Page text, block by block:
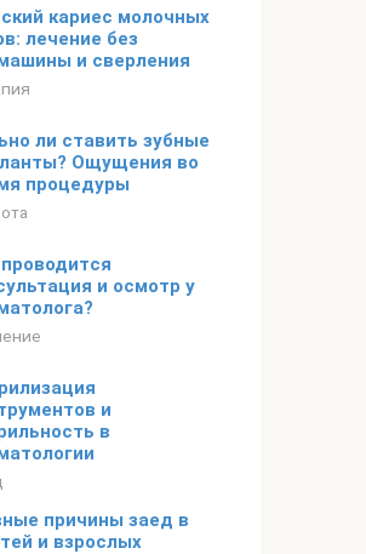
кариес молочных
лечение без
и сверления
ли ставить зубные
Ощущения во
процедуры
и осмотр у
и
в
причины заед в
и взрослых